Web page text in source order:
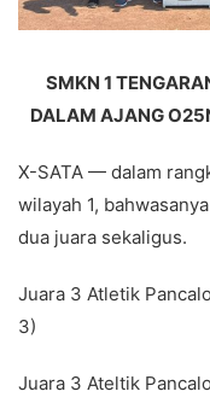
SMKN 1
DALAM AJANG
X-SATA — dalam
wilayah 1,
dua juara sekaligus.
Juara 3 Atletik
3)
Juara 3 Ateltik